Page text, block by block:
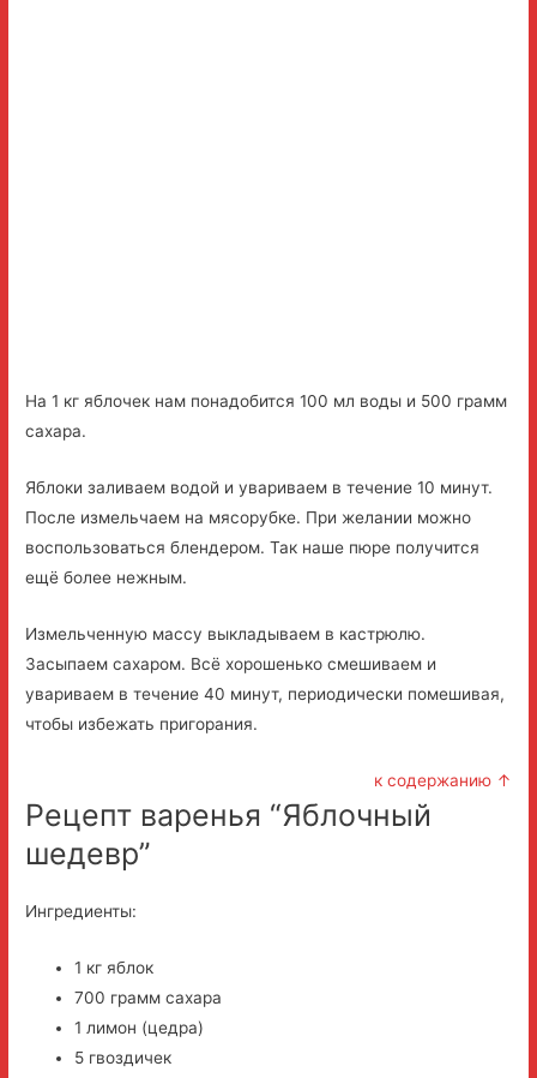
На 1 кг яблочек нам понадобится 100 мл воды и 500 грамм
сахара.
Яблоки заливаем водой и увариваем в течение 10 минут.
После измельчаем на мясорубке. При желании можно
воспользоваться блендером. Так наше пюре получится
ещё более нежным.
Измельченную массу выкладываем в кастрюлю.
Засыпаем сахаром. Всё хорошенько смешиваем и
увариваем в течение 40 минут, периодически помешивая,
чтобы избежать пригорания.
к содержанию ↑
Рецепт варенья “Яблочный
шедевр”
Ингредиенты:
1 кг яблок
700 грамм сахара
1 лимон (цедра)
5 гвоздичек